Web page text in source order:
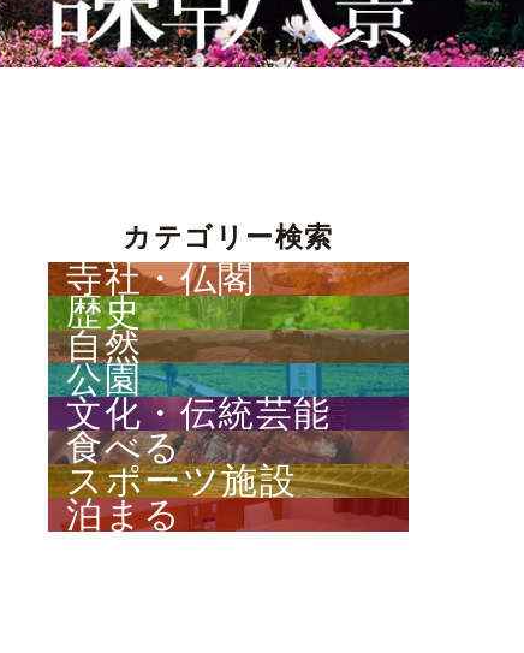
歴史
文化・伝統芸能
食べる
スポーツ施設
泊まる
旅に役立つ情報
カテゴリー検索
寺社・仏閣
歴史
自然
公園
文化・伝統芸能
食べる
スポーツ施設
泊まる